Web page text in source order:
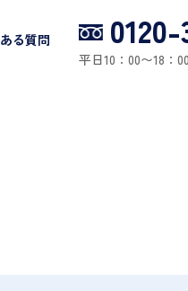
る質問
平日10：00〜18：